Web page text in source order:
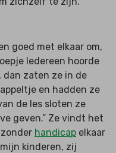
goed met elkaar om,
Iedereen hoorde
dan zaten ze in de
en hadden ze
de les sloten ze
geven.” Ze vindt het
handicap elkaar
kinderen, zij